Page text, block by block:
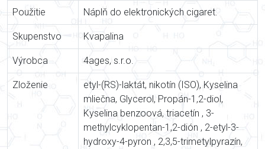
Použitie Náplň do elektronických cigaret.
Skupenstvo Kvapalina
Výrobca 4ages, s.r.o.
Zloženie
etyl-(RS)-laktát, nikotín (ISO), Kyselina
mliečna, Glycerol, Propán-1,2-diol,
Kyselina benzoová, triacetín , 3-
methylcyklopentan-1,2-dión , 2-etyl-3-
hydroxy-4-pyron , 2,3,5-trimetylpyrazín,